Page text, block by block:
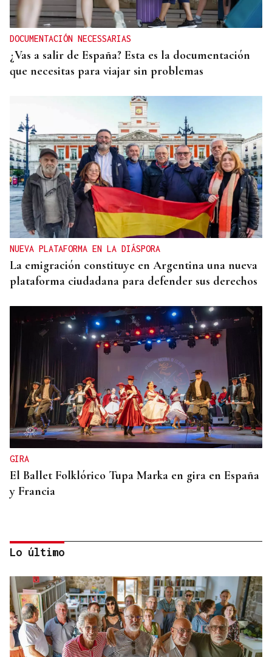
DOCUMENTACIÓN NECESSARIAS
¿Vas a salir de España? Esta es la documentación
que necesitas para viajar sin problemas
NUEVA PLATAFORMA EN LA DIÁSPORA
La emigración constituye en Argentina una nueva
plataforma ciudadana para defender sus derechos
GIRA
El Ballet Folklórico Tupa Marka en gira en España
y Francia
Lo último